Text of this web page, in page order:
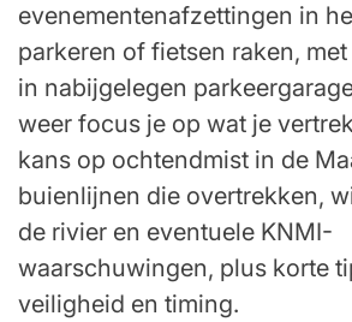
evenementenafzettingen in
parkeren of fietsen raken,
in nabijgelegen
weer focus je op wat je
kans op ochtendmist in de
buienlijnen die overtrekken,
de rivier en eventuele KNMI-
waarschuwingen, plus korte
veiligheid en timing.